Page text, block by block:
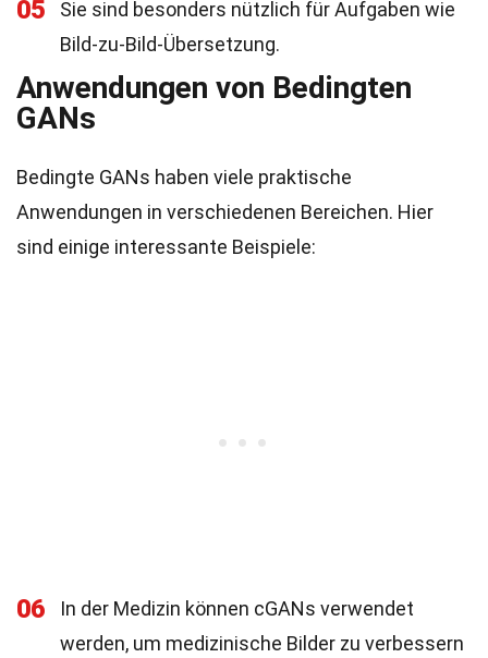
05
Sie sind besonders nützlich für Aufgaben wie
Bild-zu-Bild-Übersetzung.
Anwendungen von Bedingten
GANs
Bedingte GANs haben viele praktische
Anwendungen in verschiedenen Bereichen. Hier
sind einige interessante Beispiele:
06
In der Medizin können cGANs verwendet
werden, um medizinische Bilder zu verbessern